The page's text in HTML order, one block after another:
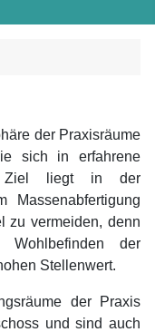
der Praxisräume
sich in erfahrene
Ziel liegt in der
Massenabfertigung
zu vermeiden, denn
Wohlbefinden der
Stellenwert.
der Praxis
und sind auch